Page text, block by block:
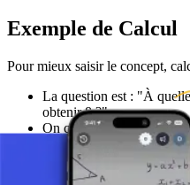
Exemple de Calcul
Pour mieux saisir le concept,
La question est : "À
obtenir 8 ?"
On calcule :2 × 2 = 4,
lui-même 3 fois.
La puissance est donc 3.
Par conséquent,
log₂(8)